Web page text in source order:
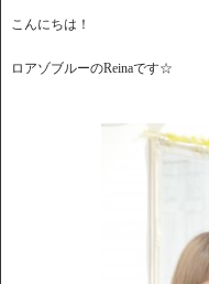
こんにちは！
ロアゾブルーのReinaです☆